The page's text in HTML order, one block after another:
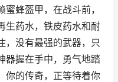
蜂盔甲，在战斗前，
生药水，铁皮药水和耐
，没有最强的武器，只
器握在手中，勇气地踏
你的传奇，正等待着你